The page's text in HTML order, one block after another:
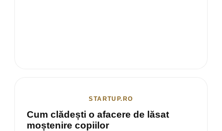
STARTUP.RO
Cum clădești o afacere de lăsat
moștenire copiilor